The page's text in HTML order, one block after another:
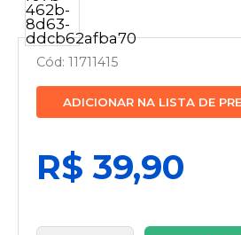
11711415
ADICIONAR NA LISTA DE
R$ 39,90